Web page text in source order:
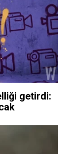
getirdi: